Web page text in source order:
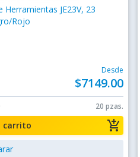
Herramientas JE23V, 23
Rojo
Desde
$7149.00
20 pzas.
add_shopping_cart
carrito